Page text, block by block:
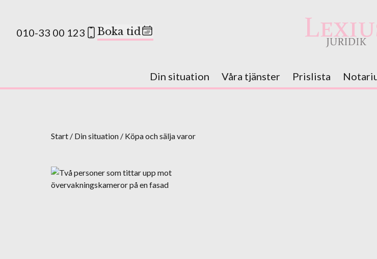
010-33 00 123 Boka tid
Din situation Våra tjänster Prislista
Start / Din situation / Köpa och sälja varor